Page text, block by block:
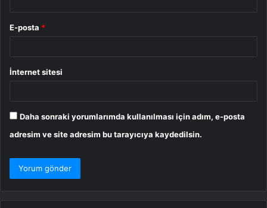
E-posta *
İnternet sitesi
Daha sonraki yorumlarımda kullanılması için adım, e-posta
adresim ve site adresim bu tarayıcıya kaydedilsin.